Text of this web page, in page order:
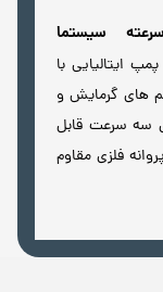
سیستما
ایتالیایی با
های گرمایش و
سه سرعت قابل
فلزی مقاوم